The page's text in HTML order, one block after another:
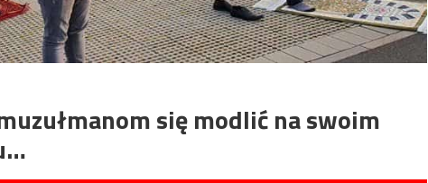
się modlić na swoim